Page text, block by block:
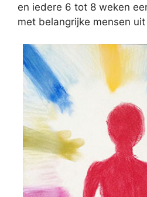
en iedere 6 tot 8 weken
met belangrijke mensen